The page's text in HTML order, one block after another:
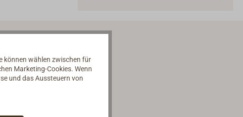
können wählen zwischen für
Marketing-Cookies. Wenn
und das Aussteuern von